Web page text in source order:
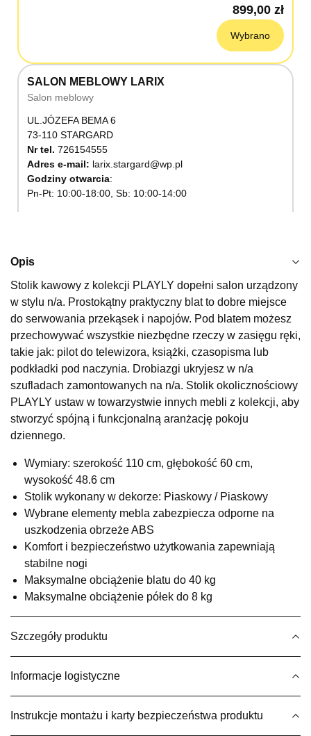
899,00 zł
Wybrano
SALON MEBLOWY LARIX
Salon meblowy
UL.JÓZEFA BEMA 6
73-110 STARGARD
Nr tel. 726154555
Adres e-mail: larix.stargard@wp.pl
Godziny otwarcia
Pn-Pt: 10:00-18:00, Sb: 10:00-14:00
SALON MEBLOWY KUBUŚ
Salon meblowy
UL.RZEMIEŚLNICZA 6
66-470 KOSTRZYN NAD ODRĄ
Nr tel. 507103199
Godziny otwarcia
Pn-Pt: 10:00-18:00, Sb: 10:00-14:00
899,00 zł
SALON MEBLOWY M JAK MEBLE
Salon meblowy
UL.BASZTOWA 3
76-100 SŁAWNO
Nr tel.502668736
Adres e-mail:
Godziny otwarcia
Pn-Pt: 09:00-17:00, Sb: 09:00-13:00
899,00 zł
Opis
Stolik kawowy z kolekcji PLAYLY dopełni salon urządzony
w stylu n/a. Prostokątny praktyczny blat to dobre miejsce
do serwowania przekąsek i napojów. Pod blatem możesz
przechowywać wszystkie niezbędne rzeczy w zasięgu ręki,
takie jak: pilot do telewizora, książki, czasopisma lub
podkładki pod naczynia. Drobiazgi ukryjesz w n/a
szufladach zamontowanych na n/a. Stolik okolicznościowy
PLAYLY ustaw w towarzystwie innych mebli z kolekcji, aby
stworzyć spójną i funkcjonalną aranżację pokoju
dziennego.
Wymiary: szerokość 110 cm, głębokość 60 cm,
wysokość 48.6 cm
Stolik wykonany w dekorze: Piaskowy / Piaskowy
Wybrane elementy mebla zabezpiecza odporne na
uszkodzenia obrzeże ABS
Komfort i bezpieczeństwo użytkowania zapewniają
stabilne nogi
Maksymalne obciążenie blatu do 40 kg
Maksymalne obciążenie półek do 8 kg
Szczegóły produktu
Informacje logistyczne
Instrukcje montażu i karty bezpieczeństwa produktu